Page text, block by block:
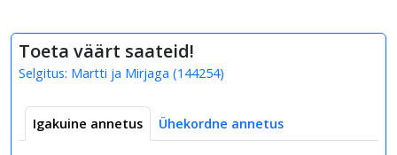
Toeta väärt saateid!
Selgitus: Martti ja Mirjaga (144254)
Igakuine annetus Ühekordne annetus